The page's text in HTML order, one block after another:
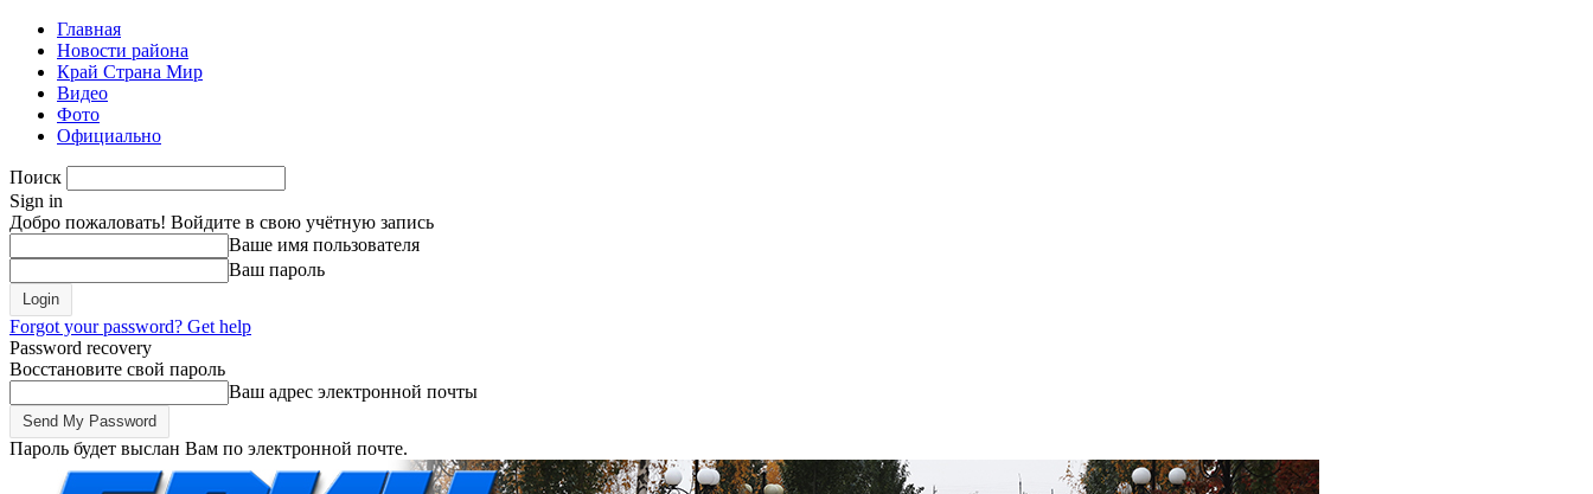
Главная
Новости района
Край Страна Мир
Видео
Фото
Официально
Поиск
Sign in
Добро пожаловать! Войдите в свою учётную запись
Ваше имя пользователя
Ваш пароль
Forgot your password? Get help
Password recovery
Восстановите свой пароль
Ваш адрес электронной почты
Пароль будет выслан Вам по электронной почте.